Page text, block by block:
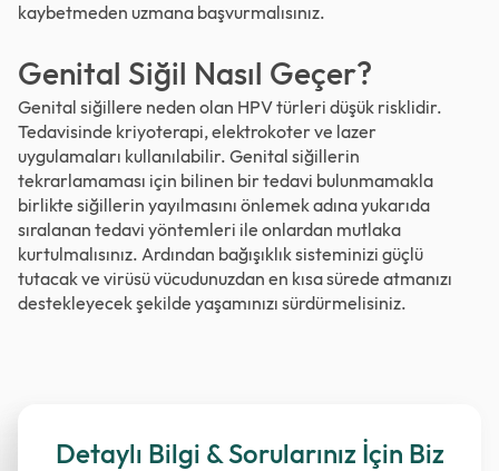
kaybetmeden uzmana başvurmalısınız.
Genital Siğil Nasıl Geçer?
Genital siğillere neden olan HPV türleri düşük risklidir.
Tedavisinde kriyoterapi, elektrokoter ve lazer
uygulamaları kullanılabilir. Genital siğillerin
tekrarlamaması için bilinen bir tedavi bulunmamakla
birlikte siğillerin yayılmasını önlemek adına yukarıda
sıralanan tedavi yöntemleri ile onlardan mutlaka
kurtulmalısınız. Ardından bağışıklık sisteminizi güçlü
tutacak ve virüsü vücudunuzdan en kısa sürede atmanızı
destekleyecek şekilde yaşamınızı sürdürmelisiniz.
Detaylı Bilgi & Sorularınız İçin Biz